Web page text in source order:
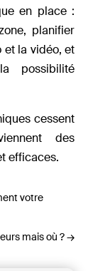
en place :
planifier
et la vidéo, et
possibilité
cessent
des
efficaces.
votre
mais où ?→